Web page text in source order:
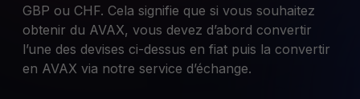
GBP ou CHF. Cela signifie que si vous souhaitez
obtenir du AVAX, vous devez d’abord convertir
l’une des devises ci-dessus en fiat puis la convertir
en AVAX via notre service d’échange.